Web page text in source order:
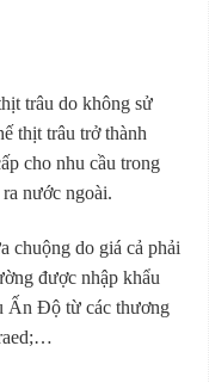
trâu do không sử
thịt trâu trở thành
cho nhu cầu trong
nước ngoài.
chuộng do giá cả phải
được nhập khẩu
Ấn Độ từ các thương